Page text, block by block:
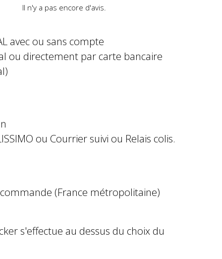
Il n'y a pas encore d'avis.
avec ou sans compte
ou directement par carte bancaire
ou Courrier suivi ou Relais colis.
(France métropolitaine)
s'effectue au dessus du choix du